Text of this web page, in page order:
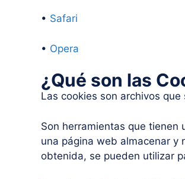
• Safari
• Opera
¿Qué son las
Las cookies son archivos
Son herramientas que tienen
una página web almacenar y
obtenida, se pueden utilizar